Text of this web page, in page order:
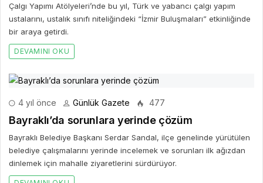
Çalgı Yapımı Atölyeleri’nde bu yıl, Türk ve yabancı çalgı yapım
ustalarını, ustalık sınıfı niteliğindeki “İzmir Buluşmaları” etkinliğinde
bir araya getirdi.
DEVAMINI OKU
4 yıl önce Günlük Gazete 477
Bayraklı’da sorunlara yerinde çözüm
Bayraklı Belediye Başkanı Serdar Sandal, ilçe genelinde yürütülen
belediye çalışmalarını yerinde incelemek ve sorunları ilk ağızdan
dinlemek için mahalle ziyaretlerini sürdürüyor.